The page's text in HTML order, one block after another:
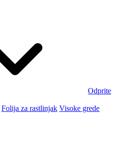
Odprite
Folija za rastlinjak Visoke grede